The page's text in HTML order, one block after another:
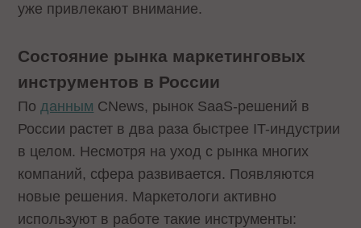
уже привлекают внимание.
Состояние рынка маркетинговых
инструментов в России
По данным CNews, рынок SaaS-решений в
России растет в два раза быстрее IT-индустрии
в целом. Несмотря на уход с рынка многих
компаний, сфера развивается. Появляются
новые решения. Маркетологи активно
используют в работе такие инструменты: